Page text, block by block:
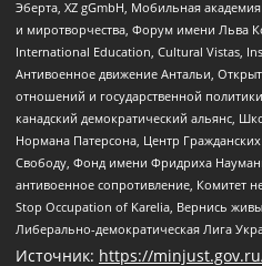
Эберта, XZ gGmbH, Мобильная
и миротворчества, Форум имени Льва
International Education, Cultural Vistas,
Антивоенное движение Антальи,
отношений и государственной
канадский демократический альянс,
Нормана Патерсона, Центр
Свободу, Фонд имени Фридриха
антивоенное сопротивление, Комитет
Stop Occupation of Karelia, Вернись
Либерально-демократическая Лига
Источник: https://